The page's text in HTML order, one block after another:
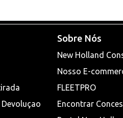
Sobre Nós
New Holland
Nosso E-
FLEETPRO
Encontrar